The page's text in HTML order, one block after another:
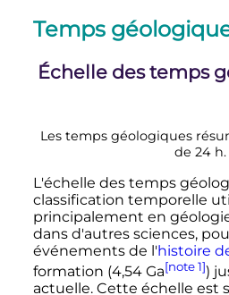
Temps
Échelle des temps
Les temps géologiques
de 24 h.
L'échelle des temps
classification temporelle
principalement en
dans d'autres sciences,
événements de l'histoire
formation (4,54 Ga[note 1])
actuelle. Cette échelle est